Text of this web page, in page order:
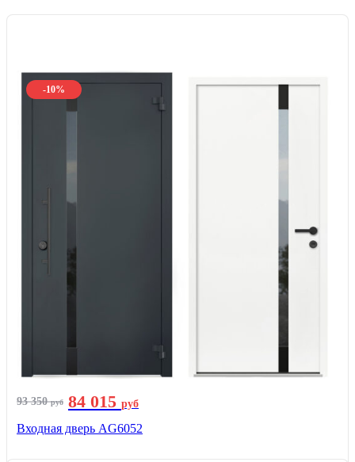
-10%
93 350руб 84 015 руб
Входная дверь AG6052